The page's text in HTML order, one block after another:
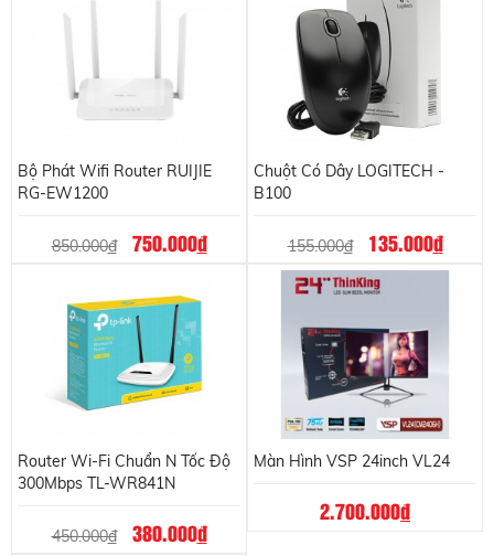
Bộ Phát Wifi Router RUIJIE
RG-EW1200
850.000đ 750.000đ
Chuột Có Dây LOGITECH -
B100
155.000đ 135.000đ
Router Wi-Fi Chuẩn N Tốc Độ
300Mbps TL-WR841N
450.000đ 380.000đ
Màn Hình VSP 24inch VL24
2.700.000đ